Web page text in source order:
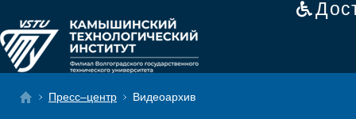
Пресс–центр Видеоархив